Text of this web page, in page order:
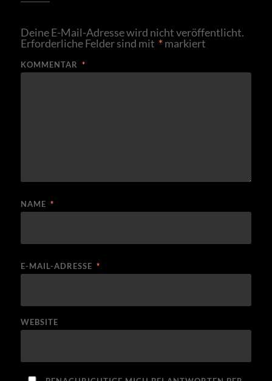
Deine E-Mail-Adresse wird nicht veröffentlicht.
Erforderliche Felder sind mit *markiert
KOMMENTAR *
NAME *
E-MAIL-ADRESSE *
WEBSITE